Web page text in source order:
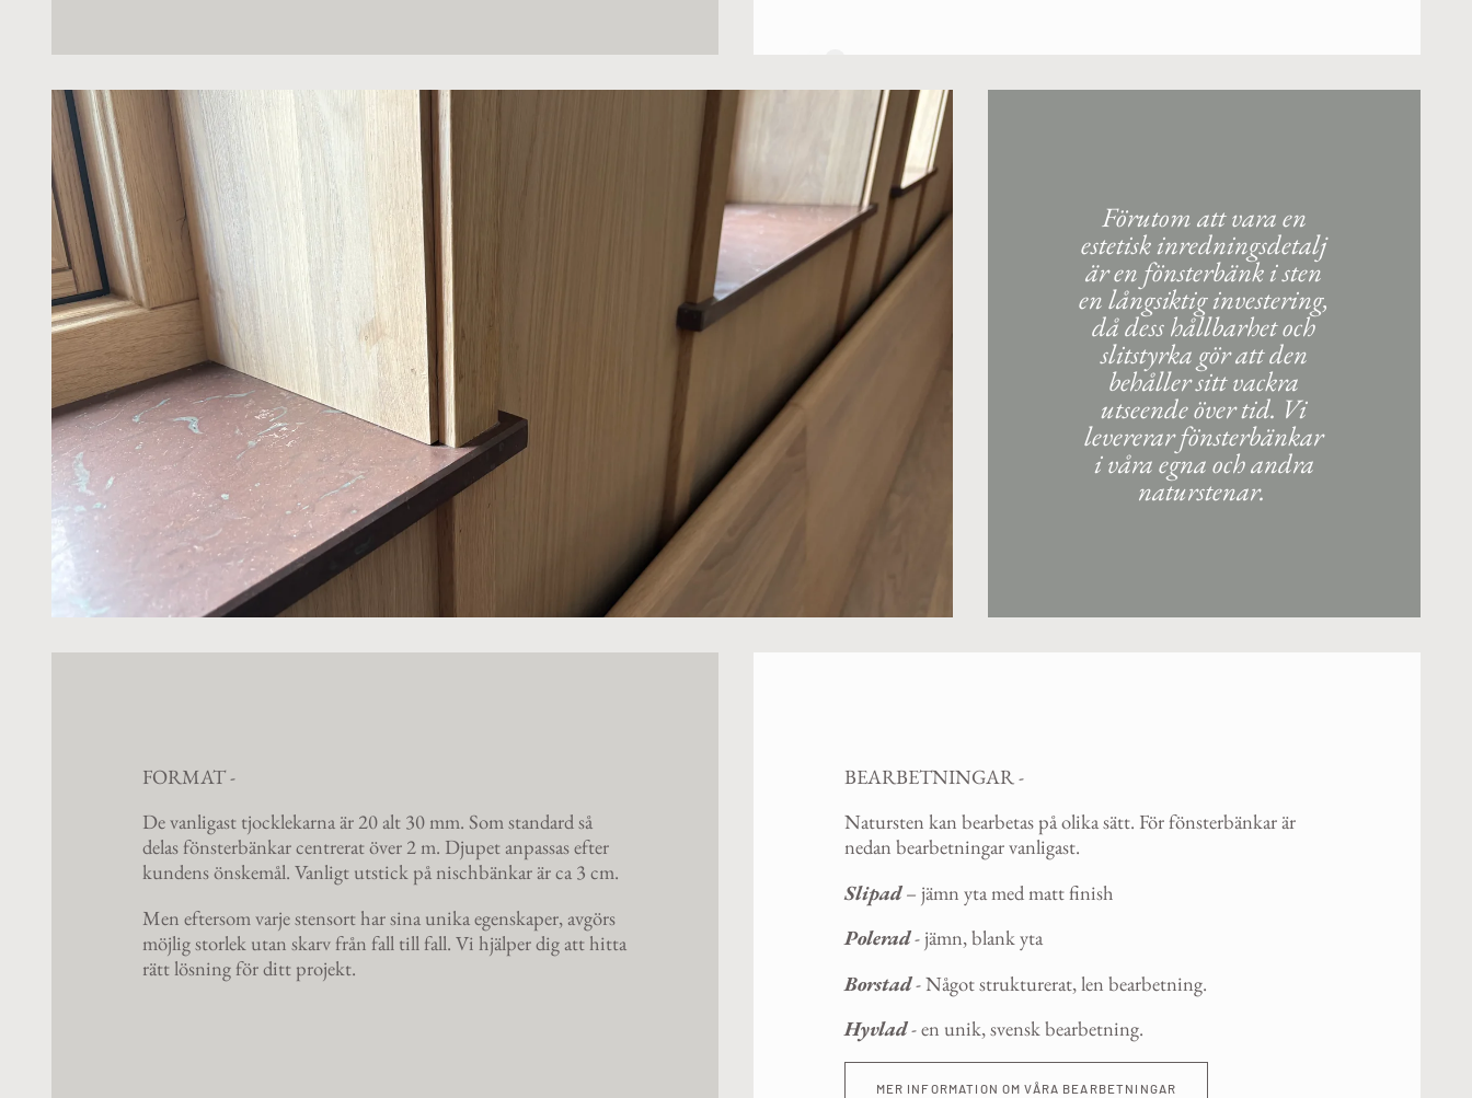
Förutom att vara en
estetisk inredningsdetalj
är en fönsterbänk i sten
en långsiktig investering,
då dess hållbarhet och
slitstyrka gör att den
behåller sitt vackra
utseende över tid. Vi
levererar fönsterbänkar
i våra egna och andra
naturstenar.
FORMAT -
De vanligast tjocklekarna är 20 alt 30 mm. Som standard så
delas fönsterbänkar centrerat över 2 m. Djupet anpassas efter
kundens önskemål. Vanligt utstick på nischbänkar är ca 3 cm.
Men eftersom varje stensort har sina unika egenskaper, avgörs
möjlig storlek utan skarv från fall till fall. Vi hjälper dig att hitta
rätt lösning för ditt projekt.
BEARBETNINGAR -
Natursten kan bearbetas på olika sätt. För fönsterbänkar är
nedan bearbetningar vanligast.
Slipad– jämn yta med matt finish
Polerad- jämn, blank yta
Borstad- Något strukturerat, len bearbetning.
Hyvlad- en unik, svensk bearbetning.
MER INFORMATION OM VÅRA BEARBETNINGAR